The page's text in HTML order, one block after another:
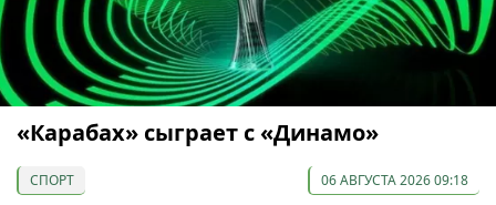
«Карабах» сыграет с «Динамо»
СПОРТ 06 АВГУСТА 2026 09:18